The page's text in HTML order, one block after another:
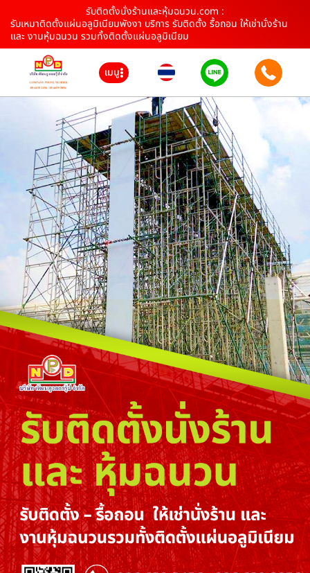
รับติดตั้งนั่งร้านและหุ้มฉนวน.com :
รับเหมาติดตั้งแผ่นอลูมิเนียมพังงา บริการ รับติดตั้ง รื้อถอน ให้เช่านั่งร้าน
และ งานหุ้มฉนวน รวมทั้งติดตั้งแผ่นอลูมิเนียม
เมนู